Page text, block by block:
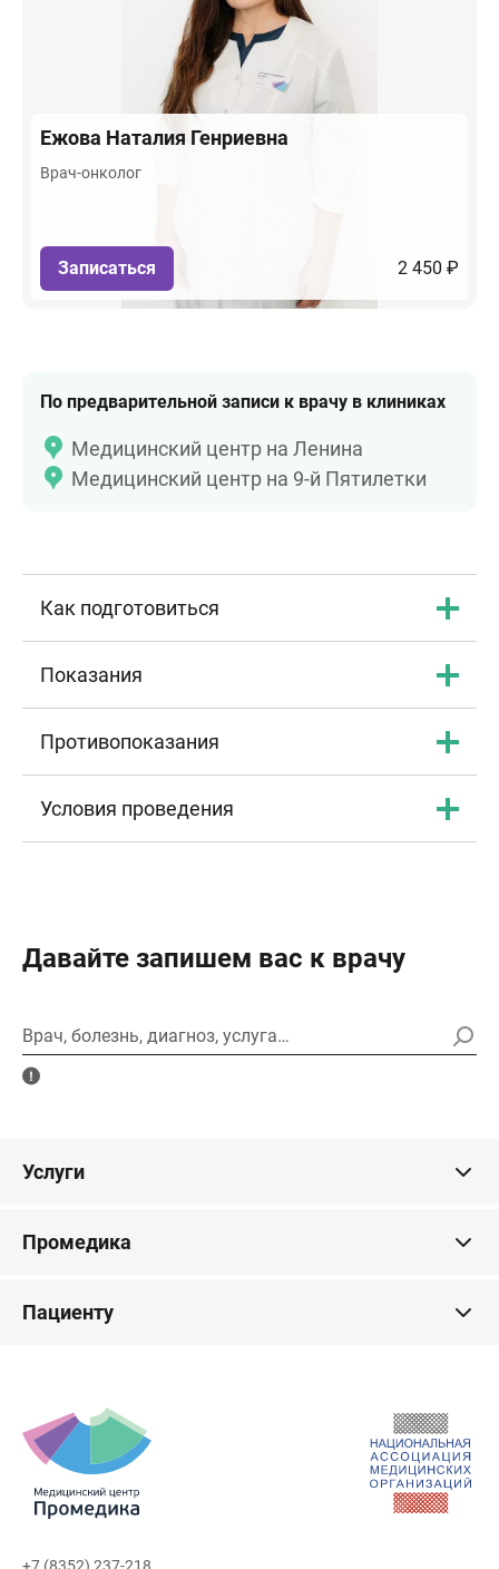
Ежова Наталия Генриевна
Врач-онколог
Записаться 2 450 ₽
По предварительной записи к врачу в клиниках
Медицинский центр на Ленина
Медицинский центр на 9-й Пятилетки
Как подготовиться
Показания
Противопоказания
Условия проведения
Давайте запишем вас к врачу
Врач, болезнь, диагноз, услуга…
Услуги
Промедика
Пациенту